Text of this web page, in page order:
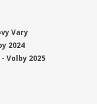
Vary
2024
Volby 2025